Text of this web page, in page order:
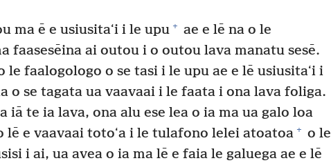
ma ē e usiusitaʻi i le upu + ae e lē na o le
faasesēina ai outou i o outou lava manatu sesē.
le faalogologo o se tasi i le upu ae e lē usiusitaʻi i
o se tagata ua vaavaai i le faata i ona lava foliga.
iā te ia lava, ona alu ese lea o ia ma ua galo loa
lē e vaavaai totoʻa i le tulafono lelei atoatoa + o le
i ai, ua avea o ia ma lē e faia le galuega ae e lē